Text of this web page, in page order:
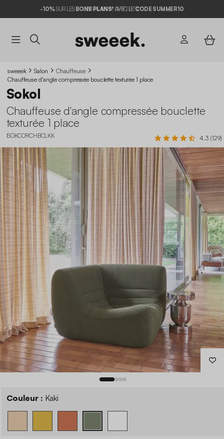
-10%SUR LES BONS PLANS*AVEC LECODE SUMMER10
sweeek Salon
Chauffeuse
Chauffeuse d'angle compressée bouclette texturée 1 place
Sokol
Chauffeuse d'angle compressée bouclette
texturée 1 place
ISOKCORCHBCLKK 4.3 (129)
Couleur : Kaki